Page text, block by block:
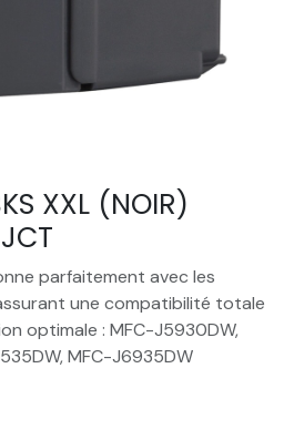
XXL (NOIR)
parfaitement avec les
une compatibilité totale
optimale : MFC-J5930DW,
MFC-J6935DW